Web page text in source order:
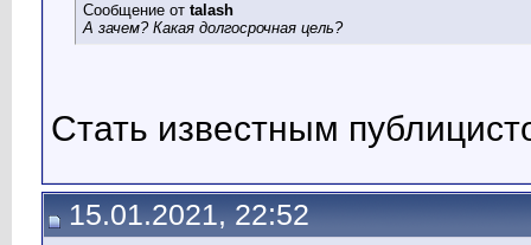
Сообщение от talash
А зачем? Какая долгосрочная цель?
Стать известным
15.01.2021, 22:52